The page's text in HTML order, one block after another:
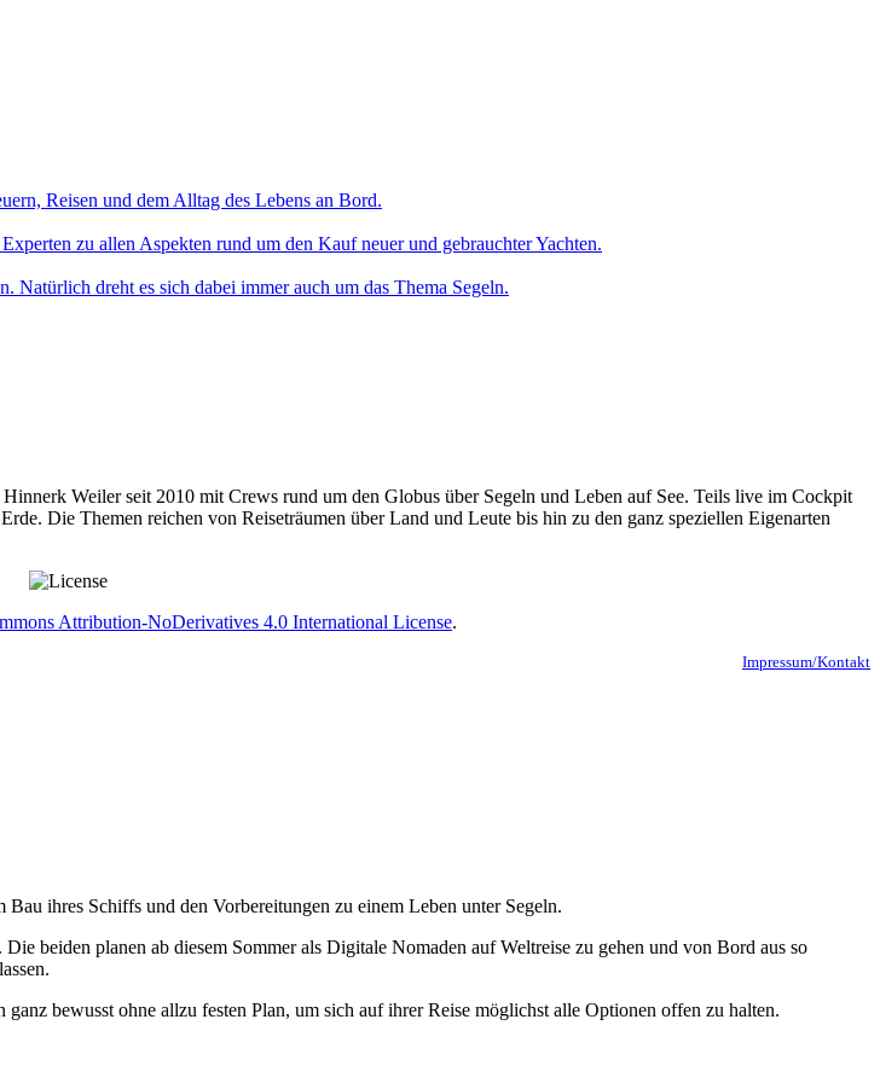
Reisen und dem Alltag des Lebens an Bord.
zu allen Aspekten rund um den Kauf neuer und gebrauchter Yachten.
Natürlich dreht es sich dabei immer auch um das Thema Segeln.
Weiler seit 2010 mit Crews rund um den Globus über Segeln und Leben auf See. Teils live im Cockpit
Die Themen reichen von Reiseträumen über Land und Leute bis hin zu den ganz speziellen Eigenarten
Attribution-NoDerivatives 4.0 International License.
Impressum/Kontakt
ihres Schiffs und den Vorbereitungen zu einem Leben unter Segeln.
beiden planen ab diesem Sommer als Digitale Nomaden auf Weltreise zu gehen und von Bord aus so
bewusst ohne allzu festen Plan, um sich auf ihrer Reise möglichst alle Optionen offen zu halten.